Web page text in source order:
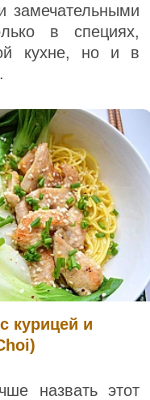
замечательными
в специях,
кухне, но и в
курицей и
назвать этот